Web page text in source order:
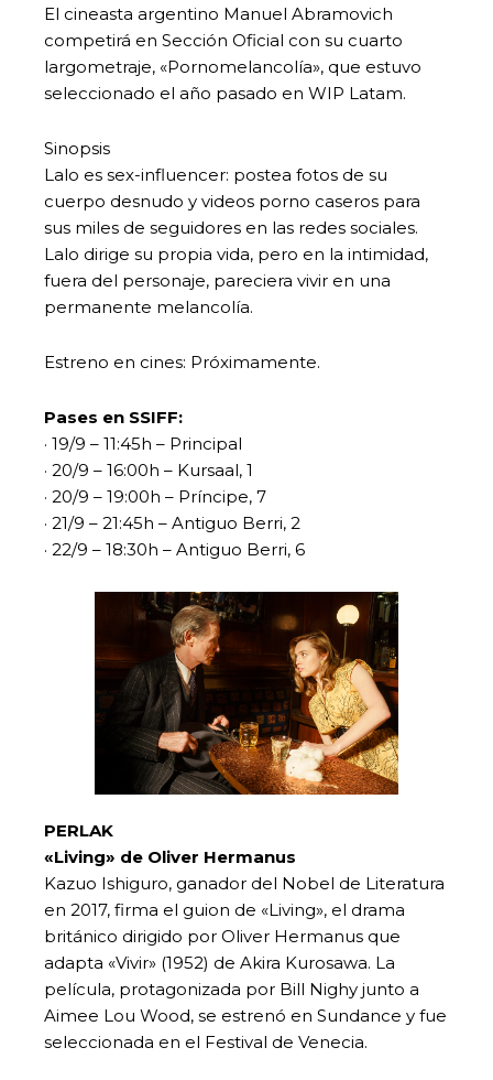
El cineasta argentino Manuel Abramovich
competirá en Sección Oficial con su cuarto
largometraje, «Pornomelancolía», que estuvo
seleccionado el año pasado en WIP Latam.
Sinopsis
Lalo es sex-influencer: postea fotos de su
cuerpo desnudo y videos porno caseros para
sus miles de seguidores en las redes sociales.
Lalo dirige su propia vida, pero en la intimidad,
fuera del personaje, pareciera vivir en una
permanente melancolía.
Estreno en cines: Próximamente.
Pases en SSIFF:
· 19/9 – 11:45h – Principal
· 20/9 – 16:00h – Kursaal, 1
· 20/9 – 19:00h – Príncipe, 7
· 21/9 – 21:45h – Antiguo Berri, 2
· 22/9 – 18:30h – Antiguo Berri, 6
PERLAK
«Living» de Oliver Hermanus
Kazuo Ishiguro, ganador del Nobel de Literatura
en 2017, firma el guion de «Living», el drama
británico dirigido por Oliver Hermanus que
adapta «Vivir» (1952) de Akira Kurosawa. La
película, protagonizada por Bill Nighy junto a
Aimee Lou Wood, se estrenó en Sundance y fue
seleccionada en el Festival de Venecia.